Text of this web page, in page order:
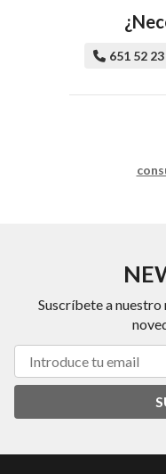
651 52
Suscríbete a